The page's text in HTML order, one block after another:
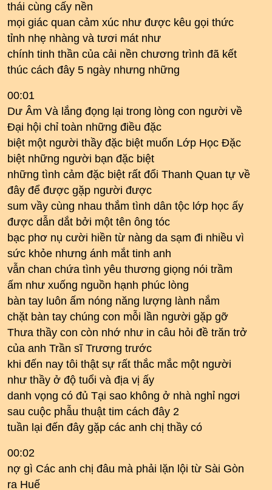
thái cùng cấy nền
mọi giác quan cảm xúc như được kêu gọi thức
tỉnh nhẹ nhàng và tươi mát như
chính tinh thần của cải nền chương trình đã kết
thúc cách đây 5 ngày nhưng những
00:01
Dư Âm Và lắng đọng lại trong lòng con người về
Đại hội chỉ toàn những điều đặc
biệt một người thầy đặc biệt muốn Lớp Học Đặc
biệt những người bạn đặc biệt
những tình cảm đặc biệt rất đổi Thanh Quan tự về
đây để được gặp người được
sum vầy cùng nhau thắm tình dân tộc lớp học ấy
được dẫn dắt bởi một tên ông tóc
bạc phơ nụ cười hiền từ nàng da sạm đi nhiều vì
sức khỏe nhưng ánh mắt tinh anh
vẫn chan chứa tình yêu thương giọng nói trầm
ấm như xuống nguồn hạnh phúc lòng
bàn tay luôn ấm nóng năng lượng lành nắm
chặt bàn tay chúng con mỗi lần người gặp gỡ
Thưa thầy con còn nhớ như in câu hỏi đề trăn trở
của anh Trần sĩ Trương trước
khi đến nay tôi thật sự rất thắc mắc một người
như thầy ở độ tuổi và địa vị ấy
danh vọng có đủ Tại sao không ở nhà nghỉ ngơi
sau cuộc phẫu thuật tim cách đây 2
tuần lại đến đây gặp các anh chị thầy có
00:02
nợ gì Các anh chị đâu mà phải lặn lội từ Sài Gòn
ra Huế